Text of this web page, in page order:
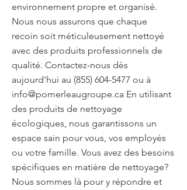
environnement propre et organisé.
Nous nous assurons que chaque
recoin soit méticuleusement nettoyé
avec des produits professionnels de
qualité. Contactez-nous dès
aujourd'hui au (855) 604-5477 ou à
info@pomerleaugroupe.ca En utilisant
des produits de nettoyage
écologiques, nous garantissons un
espace sain pour vous, vos employés
ou votre famille. Vous avez des besoins
spécifiques en matière de nettoyage?
Nous sommes là pour y répondre et